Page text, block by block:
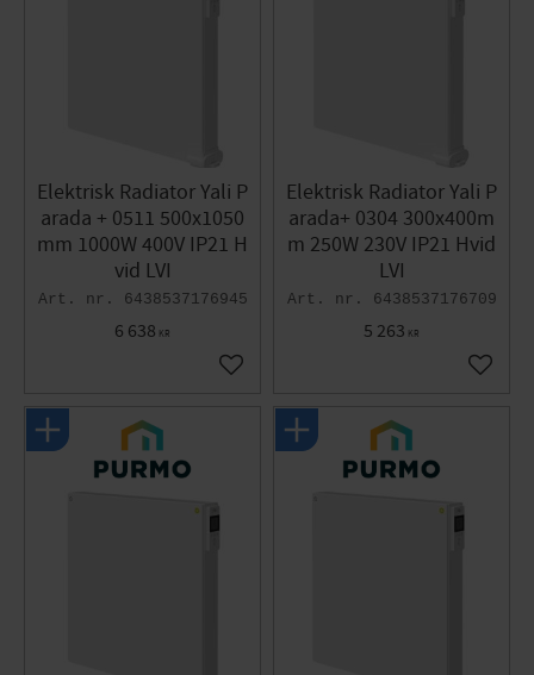
Elektrisk Radiator Yali P
arada + 0511 500x1050
mm 1000W 400V IP21 H
vid LVI
6438537176945
6 638 KR
Gem som favorit
Elektrisk Radiator Yali P
arada+ 0304 300x400m
m 250W 230V IP21 Hvid
LVI
6438537176709
5 263 KR
Gem